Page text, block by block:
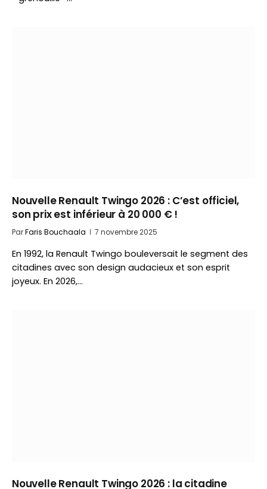
Nouvelle Renault Twingo 2026 : C’est officiel,
son prix est inférieur à 20 000 € !
ParFaris Bouchaala 7 novembre 2025
En 1992, la Renault Twingo bouleversait le segment des
citadines avec son design audacieux et son esprit
joyeux. En 2026,…
Nouvelle Renault Twingo 2026 : la citadine